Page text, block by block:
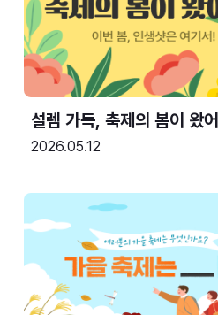
설렘 가득, 축제의 봄이 왔
2026.05.12